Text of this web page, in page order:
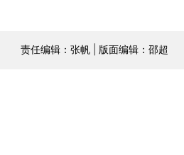
责任编辑：张帆 | 版面编辑：邵超